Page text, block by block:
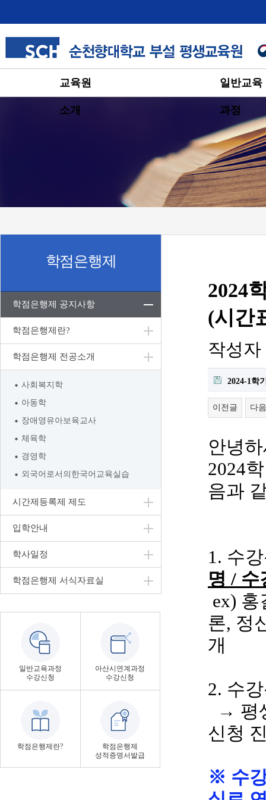
교육원
소개
일반교육
과정
학점은행제
학점은행제 공지사항
학점은행제란?
학점은행제 전공소개
사회복지학
아동학
장애영유아보육교사
체육학
경영학
외국어로서의한국어교육실습
시간제등록제 제도
입학안내
학사일정
학점은행제 서식자료실
일반교육과정
수강신청
아산시연계과정
수강신청
학점은행제란?
학점은행제
성적증명서발급
2024
(시간
작성자
2024-1학
이전글 다
안녕
2024
음과
1. 수
명/
ex) 홍
론, 정
개
2. 수
→ 평
신청
※ 수